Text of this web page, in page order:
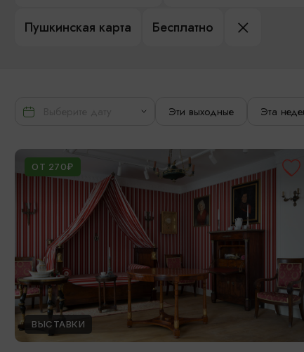
Пушкинская карта Бесплатно
Эти выходные Эта
ОТ 270₽
ВЫСТАВКИ